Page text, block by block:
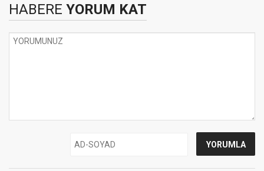
HABERE YORUM KAT